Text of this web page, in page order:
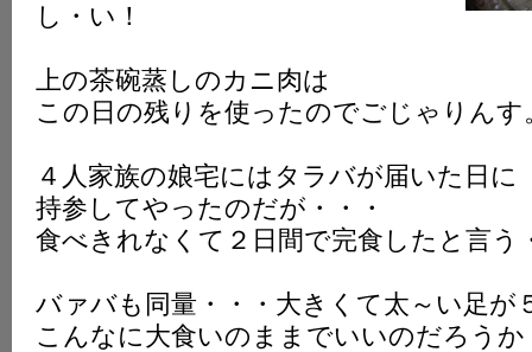
し・い！
上の茶碗蒸しのカニ肉は
この日の残りを使ったのでごじゃりんす
４人家族の娘宅にはタラバが届いた日に
持参してやったのだが・・・
食べきれなくて２日間で完食したと言う
バァバも同量・・・大きくて太～い足が
こんなに大食いのままでいいのだろうか